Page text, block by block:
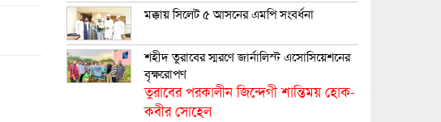
মক্কায় সিলেট ৫ আসনের এমপি সংবর্ধনা
শহীদ তুরাবের স্মরণে জার্নালিস্ট এসোসিয়েশনের
বৃক্ষরোপণ
তুরাবের পরকালীন জিন্দেগী শান্তিময় হোক-
কবীর সোহেল